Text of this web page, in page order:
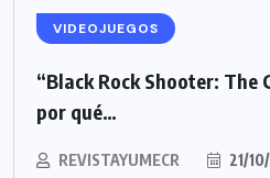
VIDEOJUEGOS
“Black Rock Shooter: The
por qué…
REVISTAYUMECR 21/